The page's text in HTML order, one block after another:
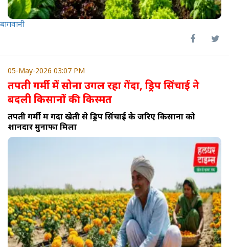
बागवानी
05-May-2026 03:07 PM
तपती गर्मी में सोना उगल रहा गेंदा, ड्रिप सिंचाई ने
बदली किसानों की किस्मत
तपती गर्मी में गेंदा खेती से ड्रिप सिंचाई के जरिए किसानों को
शानदार मुनाफा मिला